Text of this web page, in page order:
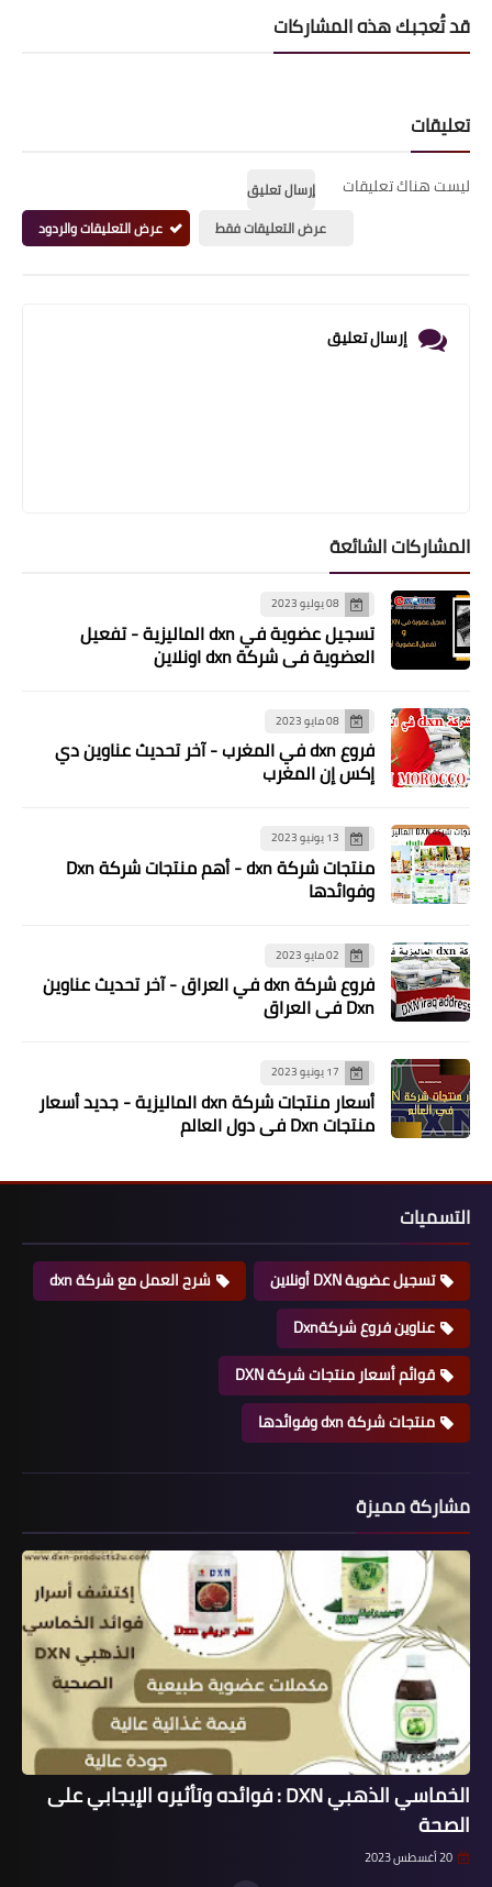
قد تُعجبك هذه المشاركات
تعليقات
ليست هناك تعليقات
إرسال تعليق
عرض التعليقات فقط
عرض التعليقات والردود
إرسال تعليق
المشاركات الشائعة
08 يوليو 2023
تسجيل عضوية في dxn الماليزية - تفعيل
العضوية في شركة dxn اونلاين
08 مايو 2023
فروع dxn في المغرب - آخر تحديث عناوين دي
إكس إن المغرب
13 يونيو 2023
منتجات شركة dxn - أهم منتجات شركة Dxn
وفوائدها
02 مايو 2023
فروع شركة dxn في العراق - آخر تحديث عناوين
Dxn في العراق
17 يونيو 2023
أسعار منتجات شركة dxn الماليزية - جديد أسعار
منتجات Dxn في دول العالم
التسميات
تسجيل عضوية DXN أونلاين
شرح العمل مع شركة dxn
عناوين فروع شركةDxn
قوائم أسعار منتجات شركة DXN
منتجات شركة dxn وفوائدها
مشاركة مميزة
الخماسي الذهبي DXN : فوائده وتأثيره الإيجابي على
الصحة
20 أغسطس 2023